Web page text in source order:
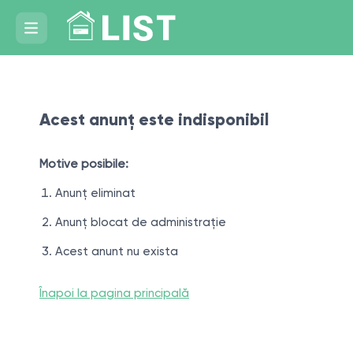
Acest anunț este indisponibil
Motive posibile:
Anunț eliminat
Anunț blocat de administrație
Acest anunt nu exista
Înapoi la pagina principală